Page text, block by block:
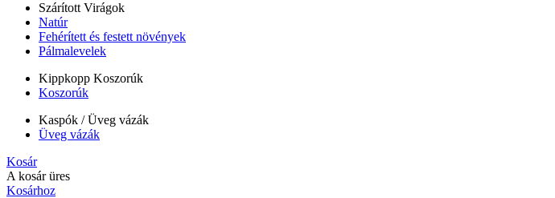
Szárított Virágok
Natúr
Fehérített és festett növények
Pálmalevelek
Kippkopp Koszorúk
Koszorúk
Kaspók / Üveg vázák
Üveg vázák
Kosár
A kosár üres
Kosárhoz